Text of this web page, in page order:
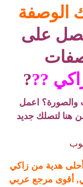
الوصفة
على
??
?
اعمل
هنا لتصلك جديد
هدية من زاكي
أقوى مرجع عربي